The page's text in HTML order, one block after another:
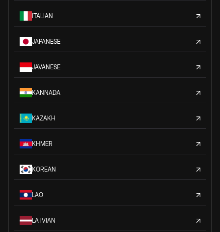
ITALIAN
JAPANESE
JAVANESE
KANNADA
KAZAKH
KHMER
KOREAN
LAO
LATVIAN